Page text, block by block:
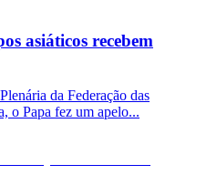
asiáticos recebem
da Federação das
o Papa fez um apelo...